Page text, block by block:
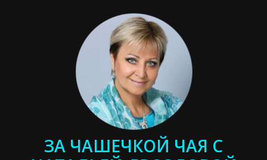
ЗА ЧАШЕЧКОЙ ЧАЯ С